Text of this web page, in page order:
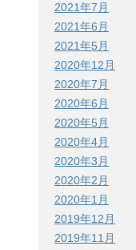
2021年7月
2021年6月
2021年5月
2020年12月
2020年7月
2020年6月
2020年5月
2020年4月
2020年3月
2020年2月
2020年1月
2019年12月
2019年11月